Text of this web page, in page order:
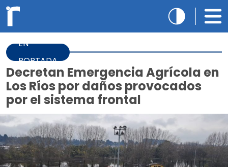
EN
PORTADA
Decretan Emergencia Agrícola en
Los Ríos por daños provocados
por el sistema frontal